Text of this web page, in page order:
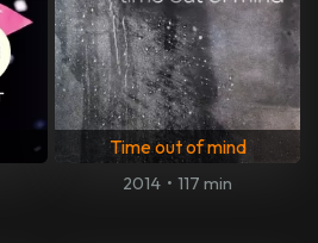
Time out of mind
2014 • 117 min